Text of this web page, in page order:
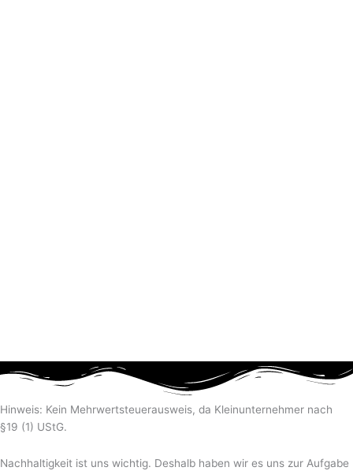
Hinweis: Kein Mehrwertsteuerausweis, da Kleinunternehmer nach
§19 (1) UStG.
Nachhaltigkeit ist uns wichtig. Deshalb haben wir es uns zur Aufgabe